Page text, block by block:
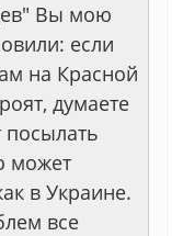
Вы мою
если
на Красной
думаете
посылать
может
в Украине.
все